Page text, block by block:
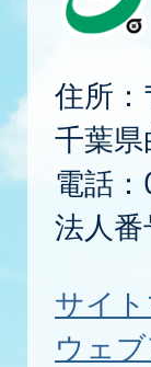
住所
千葉
電話
法人
サイ
ウェ